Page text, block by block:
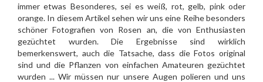
immer etwas Besonderes, sei es weiß, rot, gelb, pink oder
orange. In diesem Artikel sehen wir uns eine Reihe besonders
schöner Fotografien von Rosen an, die von Enthusiasten
gezüchtet wurden. Die Ergebnisse sind wirklich
bemerkenswert, auch die Tatsache, dass die Fotos original
sind und die Pflanzen von einfachen Amateuren gezüchtet
wurden ... Wir müssen nur unsere Augen polieren und uns